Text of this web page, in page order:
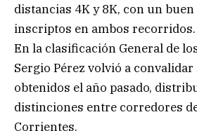
distancias 4K y 8K, con un
inscriptos en ambos recorridos.
En la clasificación General de
Sergio Pérez volvió a
obtenidos el año pasado,
distinciones entre corredores
Corrientes.